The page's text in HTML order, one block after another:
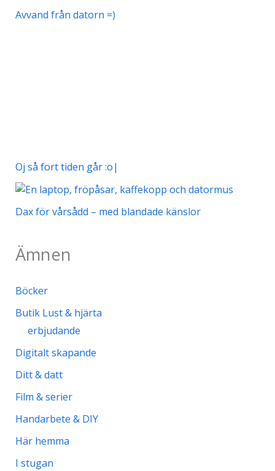
Avvand från datorn =)
Oj så fort tiden går :o|
Dax för vårsådd – med blandade känslor
Ämnen
Böcker
Butik Lust & hjärta
erbjudande
Digitalt skapande
Ditt & datt
Film & serier
Handarbete & DIY
Här hemma
I stugan